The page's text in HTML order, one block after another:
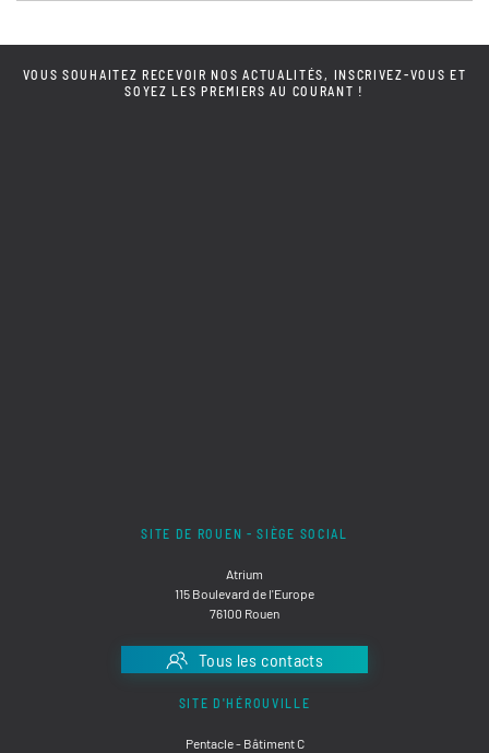
VOUS SOUHAITEZ RECEVOIR NOS ACTUALITÉS, INSCRIVEZ-VOUS ET
SOYEZ LES PREMIERS AU COURANT !
SITE DE ROUEN - SIÈGE SOCIAL
Atrium
115 Boulevard de l'Europe
76100 Rouen
Tous les contacts
SITE D'HÉROUVILLE
Pentacle - Bâtiment C